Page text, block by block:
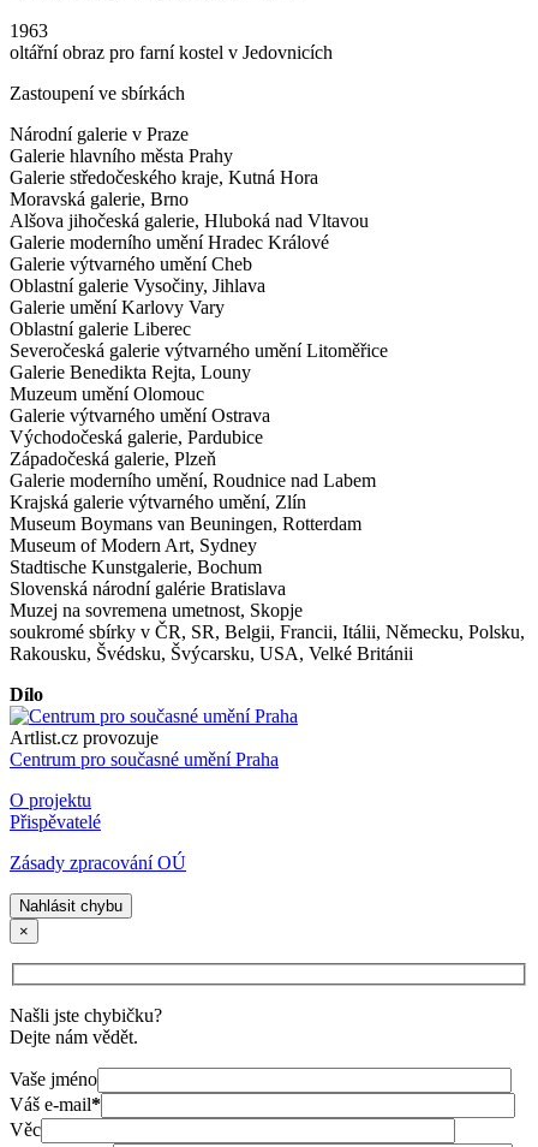
1963
oltářní obraz pro farní kostel v Jedovnicích
Zastoupení ve sbírkách
Národní galerie v Praze
Galerie hlavního města Prahy
Galerie středočeského kraje, Kutná Hora
Moravská galerie, Brno
Alšova jihočeská galerie, Hluboká nad Vltavou
Galerie moderního umění Hradec Králové
Galerie výtvarného umění Cheb
Oblastní galerie Vysočiny, Jihlava
Galerie umění Karlovy Vary
Oblastní galerie Liberec
Severočeská galerie výtvarného umění Litoměřice
Galerie Benedikta Rejta, Louny
Muzeum umění Olomouc
Galerie výtvarného umění Ostrava
Východočeská galerie, Pardubice
Západočeská galerie, Plzeň
Galerie moderního umění, Roudnice nad Labem
Krajská galerie výtvarného umění, Zlín
Museum Boymans van Beuningen, Rotterdam
Museum of Modern Art, Sydney
Stadtische Kunstgalerie, Bochum
Slovenská národní galérie Bratislava
Muzej na sovremena umetnost, Skopje
soukromé sbírky v ČR, SR, Belgii, Francii, Itálii, Německu, Polsku,
Rakousku, Švédsku, Švýcarsku, USA, Velké Británii
Dílo
Artlist.cz provozuje
Centrum pro současné umění Praha
O projektu
Přispěvatelé
Zásady zpracování OÚ
Nahlásit chybu
×
Našli jste chybičku?
Dejte nám vědět.
Vaše jméno
Váš e-mail*
Věc